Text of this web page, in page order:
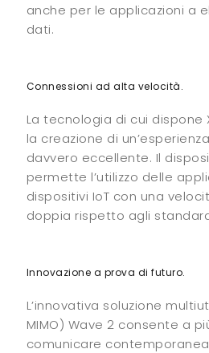
anche per le applicazioni a
dati.
Connessioni ad alta velocità.
La tecnologia di cui
la creazione di
davvero eccellente. Il
permette l’utilizzo delle
dispositivi IoT con una
doppia rispetto agli
Innovazione a prova di futuro.
L’innovativa soluzione
MIMO) Wave 2 consente a
comunicare